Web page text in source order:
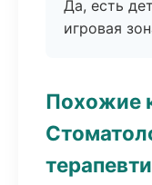
Да, есть
игровая
Похожие